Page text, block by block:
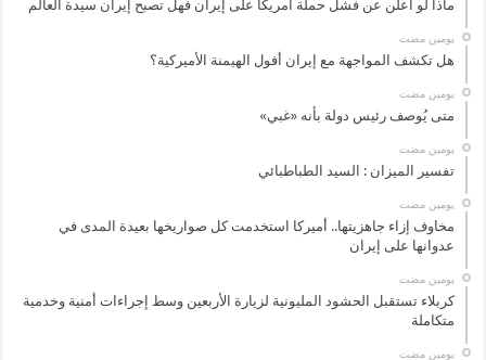
ماذا لو أعلن عن فشل حملة أمريكا على إيران فهل تصبح إيران سيدة العالم
‏يومين مضت
هل تكشف المواجهة مع إيران أفول الهيمنة الأميركية؟
‏يومين مضت
متى يُوصف رئيس دولة بأنه «غبي»
‏يومين مضت
تفسير الميزان : السيد الطباطبائي
‏يومين مضت
مخاوف إزاء جاهزيتها.. أميركا استخدمت كل صواريخها بعيدة المدى في
عدوانها على إيران
‏يومين مضت
كربلاء تستقبل الحشود المليونية لزيارة الأربعين وسط إجراءات أمنية وخدمية
متكاملة
‏يومين مضت